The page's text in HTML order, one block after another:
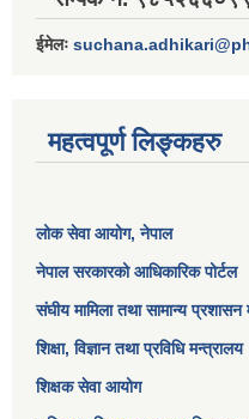
ईमेलः
महत्वपूर्ण लिङ्कहरु
लोक सेवा आयोग, नेपाल
नेपाल सरकारको आधिकारिक पोर्टल
संघीय मामिला तथा सामान्य प्रशासन
शिक्षा, विज्ञान तथा प्रविधि मन्त्रालय
शिक्षक सेवा आयोग